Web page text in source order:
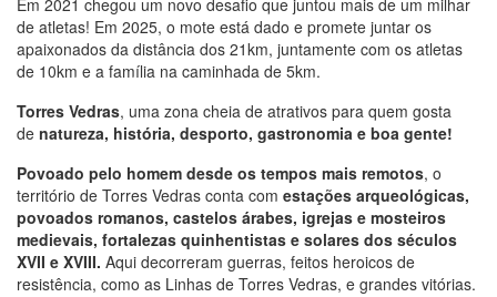
Em 2021 chegou um novo desafio que juntou mais de um milhar
de atletas! Em 2025, o mote está dado e promete juntar os
apaixonados da distância dos 21km, juntamente com os atletas
de 10km e a família na caminhada de 5km.
Torres Vedras, uma zona cheia de atrativos para quem gosta
de natureza, história, desporto, gastronomia e boa gente!
Povoado pelo homem desde os tempos mais remotos, o
território de Torres Vedras conta com estações arqueológicas,
povoados romanos, castelos árabes, igrejas e mosteiros
medievais, fortalezas quinhentistas e solares dos séculos
XVII e XVIII. Aqui decorreram guerras, feitos heroicos de
resistência, como as Linhas de Torres Vedras, e grandes vitórias.